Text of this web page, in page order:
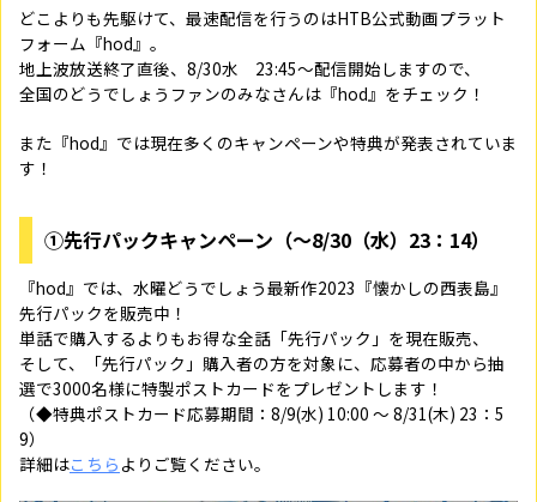
どこよりも先駆けて、最速配信を行うのはHTB公式動画プラット
フォーム『hod』。
地上波放送終了直後、8/30水 23:45～配信開始しますので、
全国のどうでしょうファンのみなさんは『hod』をチェック！
また『hod』では現在多くのキャンペーンや特典が発表されていま
す！
①先行パックキャンペーン（～8/30（水）23：14）
『hod』では、水曜どうでしょう最新作2023『懐かしの西表島』
先行パックを販売中！
単話で購入するよりもお得な全話「先行パック」を現在販売、
そして、「先行パック」購入者の方を対象に、応募者の中から抽
選で3000名様に特製ポストカードをプレゼントします！
（◆特典ポストカード応募期間：8/9(水) 10:00 ～ 8/31(木) 23：5
9）
詳細はこちら よりご覧ください。